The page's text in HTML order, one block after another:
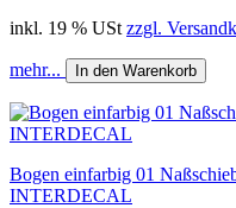
inkl. 19 % USt zzgl.
mehr... In den Warenkorb
Bogen einfarbig 01
INTERDECAL